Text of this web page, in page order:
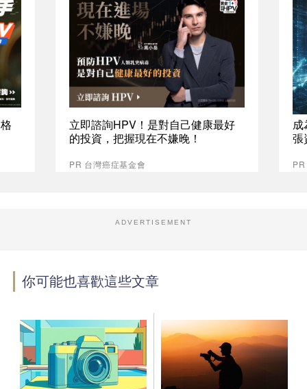
立即諮詢HPV！是對自己健康最好
的投資，把握現在不嫌晚！
PR 台灣癌症基金會
張
ADVERTISEMENT
你可能也喜歡這些文章